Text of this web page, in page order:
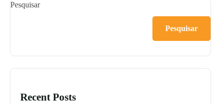
Pesquisar
Pesquisar
Recent Posts